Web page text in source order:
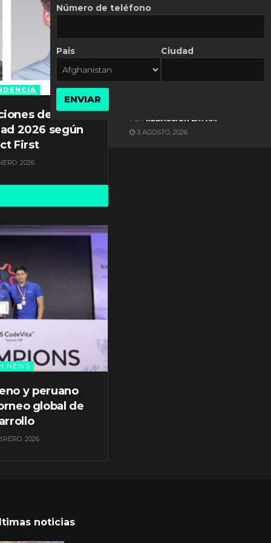
de
2026 según
First
2026
NEWS
y peruano
global de
2026
ES NOTICIA
POR REDACCIÓN LATAM
3 AGOSTO, 2026
noticias
Número de teléfono
Pais Ciudad
ENVIAR